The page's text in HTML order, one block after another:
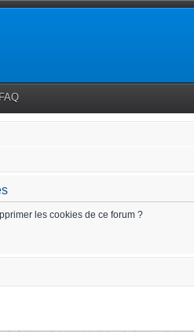
FAQ
les cookies de ce forum ?